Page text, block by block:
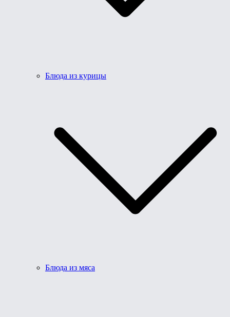
Блюда из курицы
Блюда из мяса